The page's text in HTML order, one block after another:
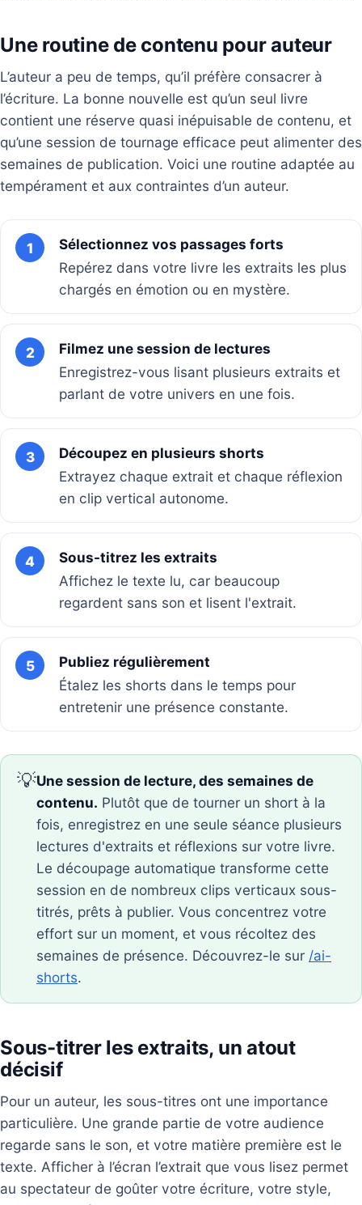
Une routine de contenu pour auteur
L’auteur a peu de temps, qu’il préfère consacrer à
l’écriture. La bonne nouvelle est qu’un seul livre
contient une réserve quasi inépuisable de contenu, et
qu’une session de tournage efficace peut alimenter des
semaines de publication. Voici une routine adaptée au
tempérament et aux contraintes d’un auteur.
1
Sélectionnez vos passages forts
Repérez dans votre livre les extraits les plus
chargés en émotion ou en mystère.
2
Filmez une session de lectures
Enregistrez-vous lisant plusieurs extraits et
parlant de votre univers en une fois.
3
Découpez en plusieurs shorts
Extrayez chaque extrait et chaque réflexion
en clip vertical autonome.
4
Sous-titrez les extraits
Affichez le texte lu, car beaucoup
regardent sans son et lisent l'extrait.
5
Publiez régulièrement
Étalez les shorts dans le temps pour
entretenir une présence constante.
💡Une session de lecture, des semaines de
contenu. Plutôt que de tourner un short à la
fois, enregistrez en une seule séance plusieurs
lectures d'extraits et réflexions sur votre livre.
Le découpage automatique transforme cette
session en de nombreux clips verticaux sous-
titrés, prêts à publier. Vous concentrez votre
effort sur un moment, et vous récoltez des
semaines de présence. Découvrez-le sur /ai-
shorts.
Sous-titrer les extraits, un atout
décisif
Pour un auteur, les sous-titres ont une importance
particulière. Une grande partie de votre audience
regarde sans le son, et votre matière première est le
texte. Afficher à l’écran l’extrait que vous lisez permet
au spectateur de goûter votre écriture, votre style,